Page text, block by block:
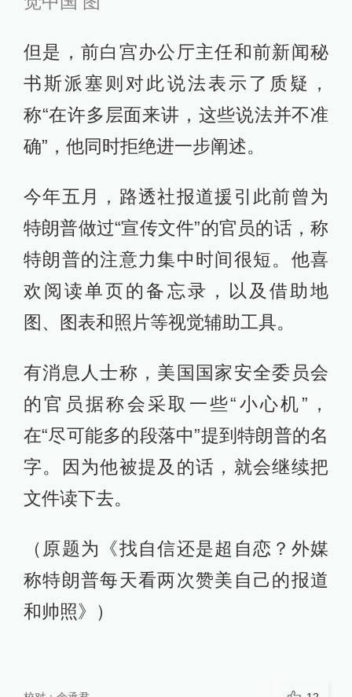
但是，前白宫办公厅主任和前新闻秘
书斯派塞则对此说法表示了质疑，
称“在许多层面来讲，这些说法并不准
确”，他同时拒绝进一步阐述。
今年五月，路透社报道援引此前曾为
特朗普做过“宣传文件”的官员的话，称
特朗普的注意力集中时间很短。他喜
欢阅读单页的备忘录，以及借助地
图、图表和照片等视觉辅助工具。
有消息人士称，美国国家安全委员会
的官员据称会采取一些“小心机”，
在“尽可能多的段落中”提到特朗普的名
字。因为他被提及的话，就会继续把
文件读下去。
（原题为《找自信还是超自恋？外媒
称特朗普每天看两次赞美自己的报道
和帅照》）